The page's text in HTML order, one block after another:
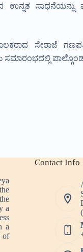
ಸಾಧನೆಯನ್ನು
ಸೇರಾಜೆ
ಸಮಾರಂಭದಲ್ಲಿ
a
a
of
Contact Info